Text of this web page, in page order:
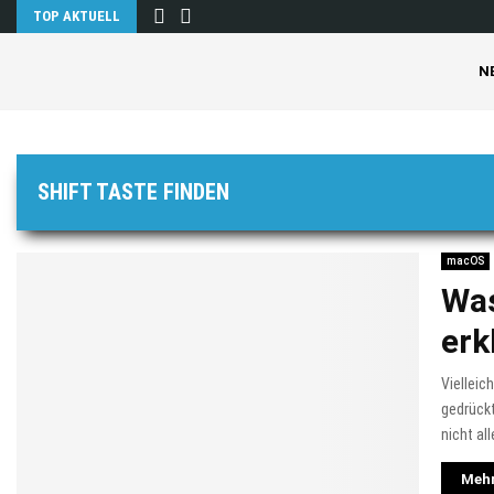
TOP AKTUELL
SHIFT TASTE FINDEN
macOS
nicht